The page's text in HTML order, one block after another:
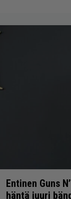
Entinen Guns
häntä juuri